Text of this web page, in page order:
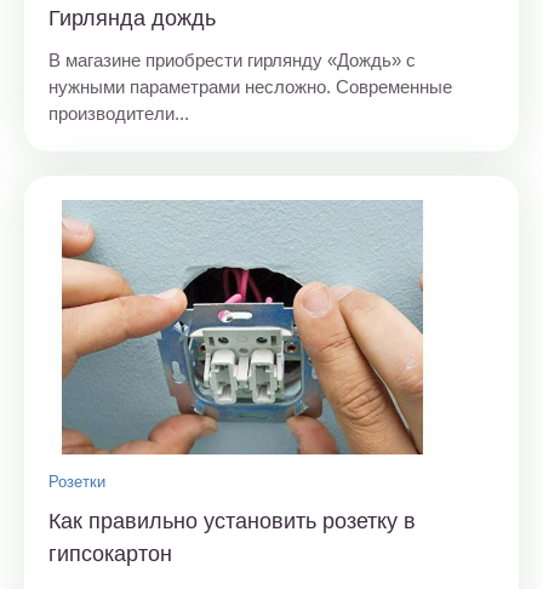
Гирлянда дождь
В магазине приобрести гирлянду «Дождь» с
нужными параметрами несложно. Современные
производители...
Розетки
Как правильно установить розетку в
гипсокартон